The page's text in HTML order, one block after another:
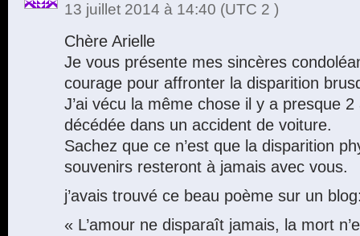
13 juillet 2014 à 14:40 (UTC 2 )
Chère Arielle
Je vous présente mes sincères
courage pour affronter la disparition
J’ai vécu la même chose il y a presque
décédée dans un accident de voiture.
Sachez que ce n’est que la disparition
souvenirs resteront à jamais avec vous.
j’avais trouvé ce beau poème sur un
« L’amour ne disparaît jamais, la mort